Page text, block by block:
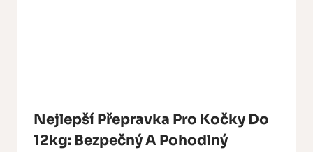
Nejlepší Přepravka Pro Kočky Do
12kg: Bezpečný A Pohodlný